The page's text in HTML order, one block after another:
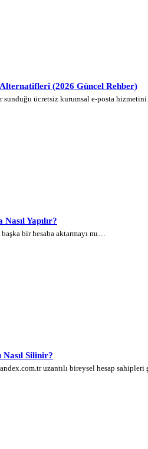
(2026 Güncel Rehber)
sunduğu ücretsiz kurumsal e-posta
Yapılır?
başka bir hesaba aktarmayı mı…
Nasıl Silinir?
uzantılı bireysel hesap